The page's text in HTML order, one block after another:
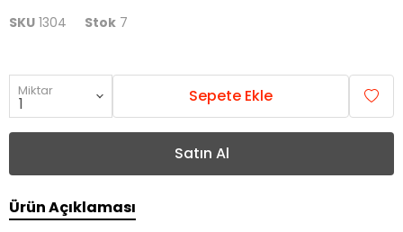
SKU 1304 Stok 7
Miktar Sepete Ekle
Satın Al
Ürün Açıklaması